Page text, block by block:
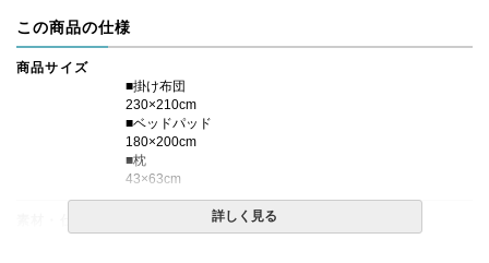
この商品の仕様
商品サイズ
■掛け布団
230×210cm
■ベッドパッド
180×200cm
■枕
43×63cm
■掛け布団
詳しく見る